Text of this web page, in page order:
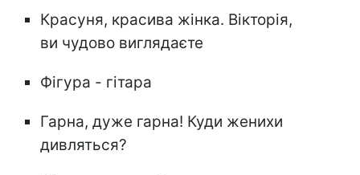
Красуня, красива жінка. Вікторія,
ви чудово виглядаєте
Фігура - гітара
Гарна, дуже гарна! Куди женихи
дивляться?